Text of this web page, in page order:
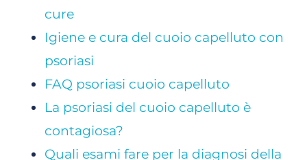
cure
Igiene e cura del cuoio capelluto con
psoriasi
FAQ psoriasi cuoio capelluto
La psoriasi del cuoio capelluto è
contagiosa?
Quali esami fare per la diagnosi della